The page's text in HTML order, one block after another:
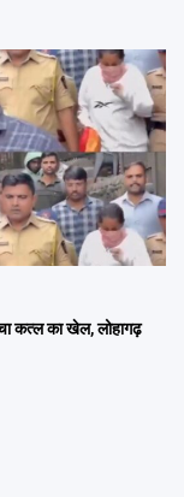
कत्ल का खेल, लोहागढ़